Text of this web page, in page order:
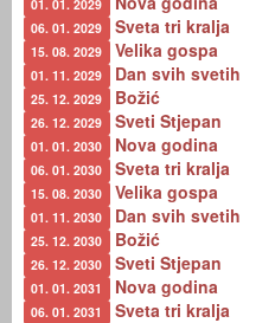
01. 01. 2029
06. 01. 2029 Sveta tri kralja
15. 08. 2029 Velika gospa
01. 11. 2029 Dan svih svetih
25. 12. 2029 Božić
26. 12. 2029 Sveti Stjepan
01. 01. 2030 Nova godina
06. 01. 2030 Sveta tri kralja
15. 08. 2030 Velika gospa
01. 11. 2030 Dan svih svetih
25. 12. 2030 Božić
26. 12. 2030 Sveti Stjepan
01. 01. 2031 Nova godina
06. 01. 2031 Sveta tri kralja